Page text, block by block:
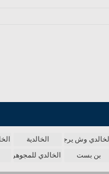
الخالدي وش يرجع الخالدية
بن بست الخالدي للمجوهرات